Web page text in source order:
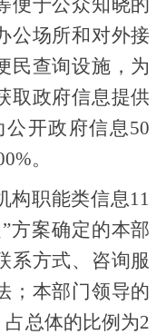
便于公众知晓的
公场所和对外接
民查询设施，为
取政府信息提供
开政府信息50
。
职能类信息11
方案确定的本部
系方式、咨询服
；本部门领导的
总体的比例为2